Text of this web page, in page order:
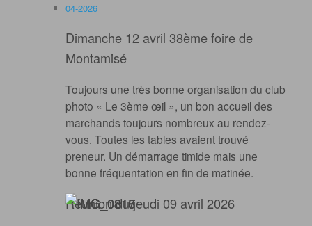
04-2026
Dimanche 12 avril 38ème foire de
Montamisé
Toujours une très bonne organisation du club
photo « Le 3ème œil », un bon accueil des
marchands toujours nombreux au rendez-
vous. Toutes les tables avaient trouvé
preneur. Un démarrage timide mais une
bonne fréquentation en fin de matinée.
Réunion du jeudi 09 avril 2026